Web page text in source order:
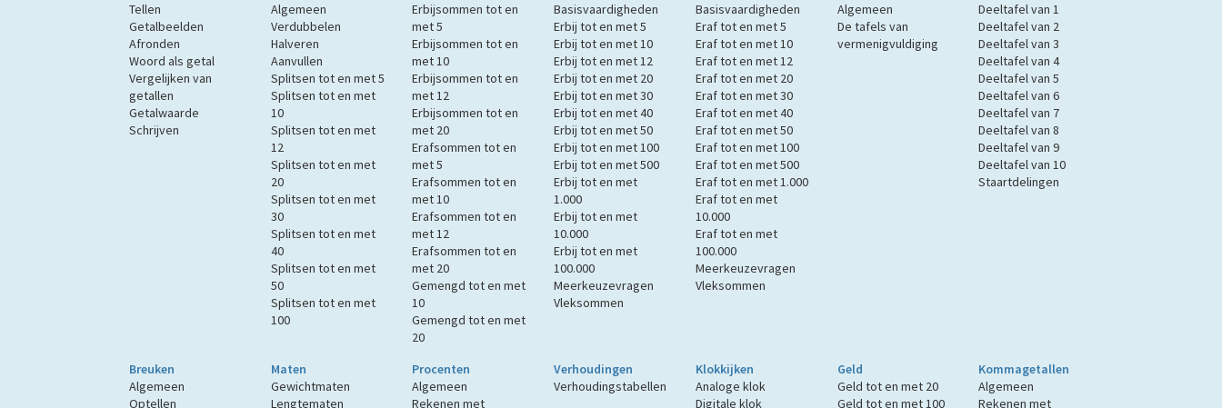
Tellen
Getalbeelden
Afronden
Woord als getal
Vergelijken van
getallen
Getalwaarde
Schrijven
Algemeen
Verdubbelen
Halveren
Aanvullen
Splitsen tot en met 5
Splitsen tot en met
10
Splitsen tot en met
12
Splitsen tot en met
20
Splitsen tot en met
30
Splitsen tot en met
40
Splitsen tot en met
50
Splitsen tot en met
100
Erbijsommen tot en
met 5
Erbijsommen tot en
met 10
Erbijsommen tot en
met 12
Erbijsommen tot en
met 20
Erafsommen tot en
met 5
Erafsommen tot en
met 10
Erafsommen tot en
met 12
Erafsommen tot en
met 20
Gemengd tot en met
10
Gemengd tot en met
20
Basisvaardigheden
Erbij tot en met 5
Erbij tot en met 10
Erbij tot en met 12
Erbij tot en met 20
Erbij tot en met 30
Erbij tot en met 40
Erbij tot en met 50
Erbij tot en met 100
Erbij tot en met 500
Erbij tot en met
1.000
Erbij tot en met
10.000
Erbij tot en met
100.000
Meerkeuzevragen
Vleksommen
Basisvaardigheden
Eraf tot en met 5
Eraf tot en met 10
Eraf tot en met 12
Eraf tot en met 20
Eraf tot en met 30
Eraf tot en met 40
Eraf tot en met 50
Eraf tot en met 100
Eraf tot en met 500
Eraf tot en met 1.000
Eraf tot en met
10.000
Eraf tot en met
100.000
Meerkeuzevragen
Vleksommen
Algemeen
De tafels van
vermenigvuldiging
Deeltafel van 1
Deeltafel van 2
Deeltafel van 3
Deeltafel van 4
Deeltafel van 5
Deeltafel van 6
Deeltafel van 7
Deeltafel van 8
Deeltafel van 9
Deeltafel van 10
Staartdelingen
Breuken
Algemeen
Optellen
Maten
Gewichtmaten
Lengtematen
Procenten
Algemeen
Rekenen met
Verhoudingen
Verhoudingstabellen
Klokkijken
Analoge klok
Digitale klok
Geld
Geld tot en met 20
Geld tot en met 100
Kommagetallen
Algemeen
Rekenen met